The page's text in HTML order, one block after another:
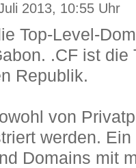
2013, 10:55 Uhr
Top-Level-
.CF ist die
Republik.
von
werden.
Domains mit